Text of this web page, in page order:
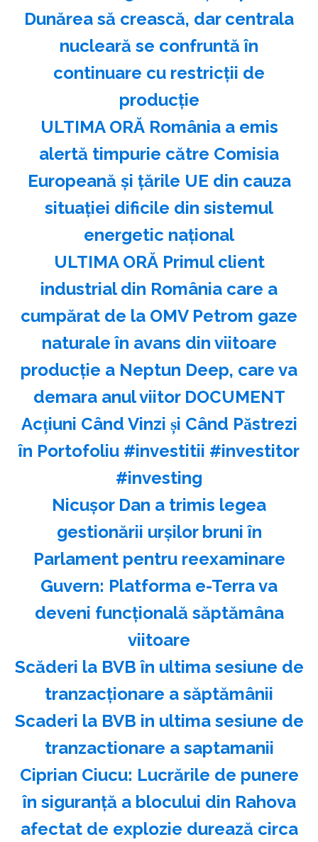
Dunărea să crească, dar centrala
nucleară se confruntă în
continuare cu restricţii de
producţie
ULTIMA ORĂ România a emis
alertă timpurie către Comisia
Europeană și țările UE din cauza
situației dificile din sistemul
energetic național
ULTIMA ORĂ Primul client
industrial din România care a
cumpărat de la OMV Petrom gaze
naturale în avans din viitoare
producție a Neptun Deep, care va
demara anul viitor DOCUMENT
Acțiuni Când Vinzi și Când Păstrezi
în Portofoliu #investitii #investitor
#investing
Nicuşor Dan a trimis legea
gestionării urşilor bruni în
Parlament pentru reexaminare
Guvern: Platforma e-Terra va
deveni funcţională săptămâna
viitoare
Scăderi la BVB în ultima sesiune de
tranzacţionare a săptămânii
Scaderi la BVB in ultima sesiune de
tranzactionare a saptamanii
Ciprian Ciucu: Lucrările de punere
în siguranţă a blocului din Rahova
afectat de explozie durează circa